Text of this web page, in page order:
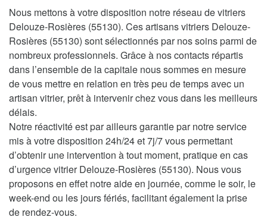
Nous mettons à votre disposition notre réseau de vitriers
Delouze-Rosières (55130). Ces artisans vitriers Delouze-
Rosières (55130) sont sélectionnés par nos soins parmi de
nombreux professionnels. Grâce à nos contacts répartis
dans l’ensemble de la capitale nous sommes en mesure
de vous mettre en relation en très peu de temps avec un
artisan vitrier, prêt à intervenir chez vous dans les meilleurs
délais.
Notre réactivité est par ailleurs garantie par notre service
mis à votre disposition 24h/24 et 7j/7 vous permettant
d’obtenir une intervention à tout moment, pratique en cas
d’urgence vitrier Delouze-Rosières (55130). Nous vous
proposons en effet notre aide en journée, comme le soir, le
week-end ou les jours fériés, facilitant également la prise
de rendez-vous.